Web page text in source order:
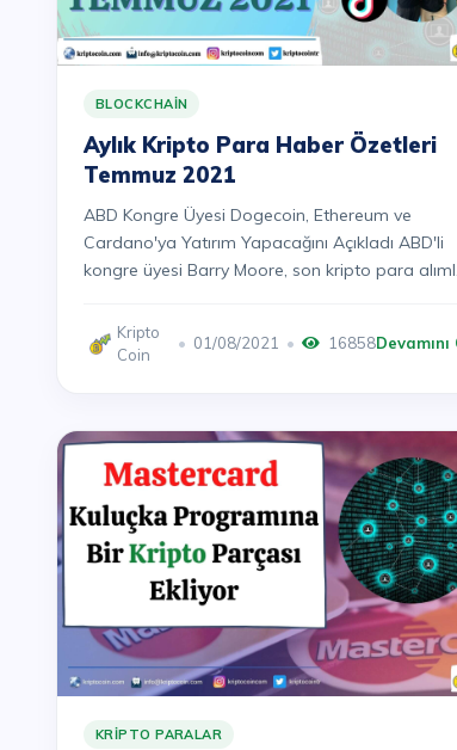
BLOCKCHAIN
Aylık Kripto Para Haber Özetleri
Temmuz 2021
ABD Kongre Üyesi Dogecoin, Ethereum ve
Cardano'ya Yatırım Yapacağını Açıkladı ABD'li
kongre üyesi Barry Moore, son kripto para
Kripto
Coin
01/08/2021 16858Devamını
KRIPTO PARALAR